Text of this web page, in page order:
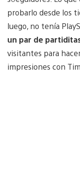
probarlo desde los
luego, no tenía
un par de
visitantes para
impresiones con